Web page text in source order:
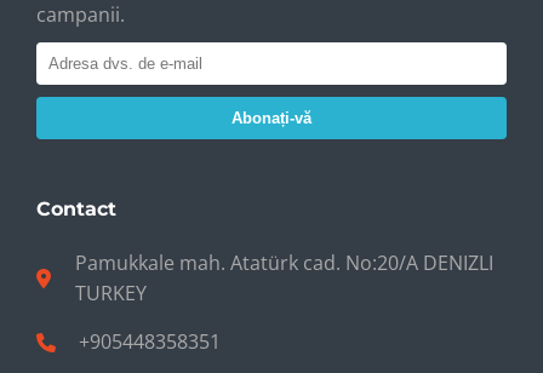
campanii.
Abonați-vă
Contact
Pamukkale mah. Atatürk cad. No:20/A DENIZLI
TURKEY
+905448358351